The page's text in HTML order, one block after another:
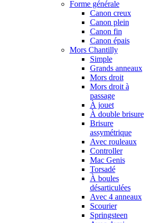
Forme générale
Canon creux
Canon plein
Canon fin
Canon épais
Mors Chantilly
Simple
Grands anneaux
Mors droit
Mors droit à
passage
À jouet
À double brisure
Brisure
assymétrique
Avec rouleaux
Controller
Mac Genis
Torsadé
À boules
désarticulées
Avec 4 anneaux
Scourier
Springsteen